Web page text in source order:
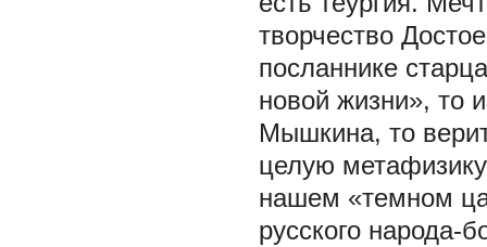
творчество
посланнике
новой жизни», то
Мышкина, то
целую
нашем «темном
русского народа-